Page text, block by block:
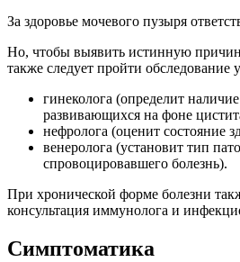
За здоровье мочевого пузыря
Но, чтобы выявить истинную
также следует пройти обследование
гинеколога (определит
развивающихся на фоне
нефролога (оценит состояние
венеролога (установит тип
спровоцировавшего болезнь).
При хронической форме болезни
консультация иммунолога и
Симптоматика